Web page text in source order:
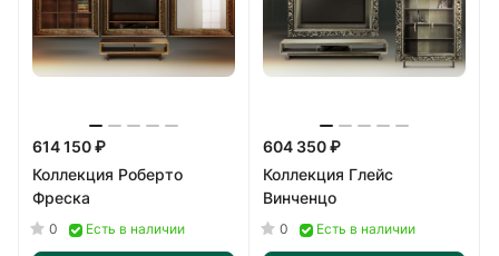
614 150 ₽
Коллекция Роберто
Фреска
0 Есть в наличии
604 350 ₽
Коллекция Глейс
Винченцо
0 Есть в наличии